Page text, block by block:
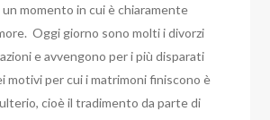
un momento in cui è chiaramente
Oggi giorno sono molti i divorzi
e avvengono per i più disparati
motivi per cui i matrimoni finiscono è
cioè il tradimento da parte di